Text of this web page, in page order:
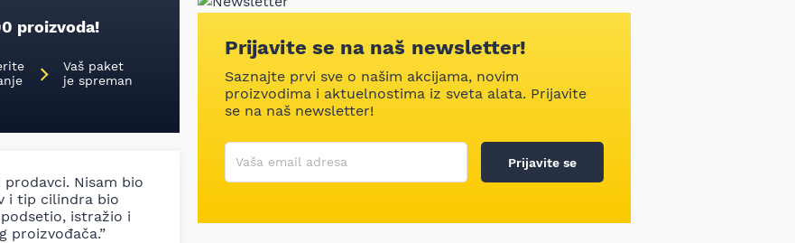
proizvoda!
Vaš paket
je spreman
Nisam bio
i tip cilindra bio
istražio i
proizvođača.”
Prijavite se na naš newsletter!
Saznajte prvi sve o našim akcijama, novim
proizvodima i aktuelnostima iz sveta alata. Prijavite
se na naš newsletter!
Korisničko ime
Vaša email adresa
Prijavite se